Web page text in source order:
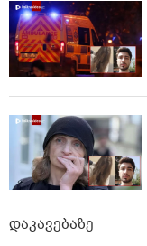
დაკავებაზე